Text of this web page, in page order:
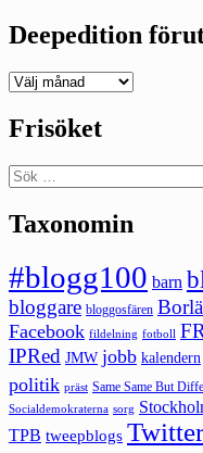
Deepedition
Deepedition
Frisöket
Sök
efter:
Taxonomin
#blogg100 barn
bloggare bloggosfären
Facebook fildelning fotboll
IPRed JMW jobb kalendern
politik präst Same Same But
Socialdemokraterna sorg
TPB tweepblogs Twitter